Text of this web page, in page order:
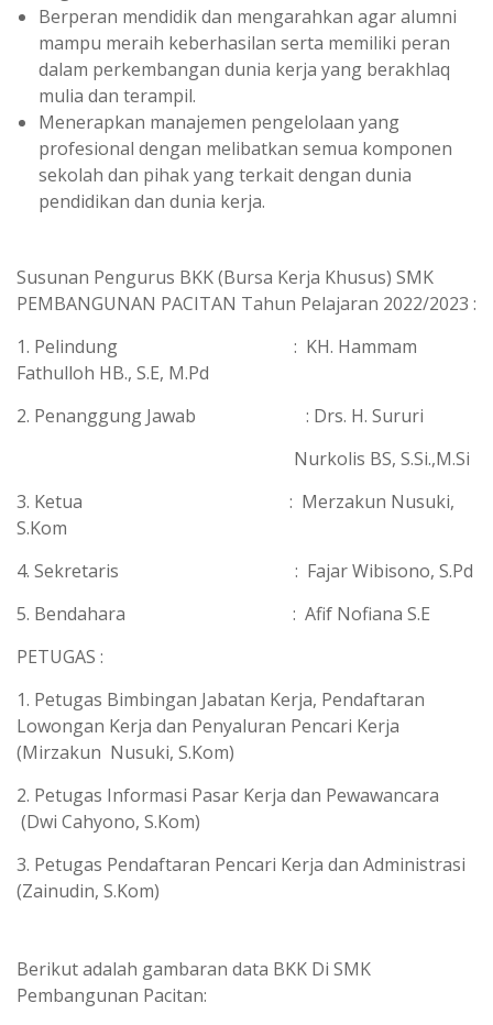
Berperan mendidik dan mengarahkan agar alumni
mampu meraih keberhasilan serta memiliki peran
dalam perkembangan dunia kerja yang berakhlaq
mulia dan terampil.
Menerapkan manajemen pengelolaan yang
profesional dengan melibatkan semua komponen
sekolah dan pihak yang terkait dengan dunia
pendidikan dan dunia kerja.
Susunan Pengurus BKK (Bursa Kerja Khusus) SMK
PEMBANGUNAN PACITAN Tahun Pelajaran 2022/2023 :
1. Pelindung : KH. Hammam
Fathulloh HB., S.E, M.Pd
2. Penanggung Jawab : Drs. H. Sururi
Nurkolis BS, S.Si.,M.Si
3. Ketua : Merzakun Nusuki,
S.Kom
4. Sekretaris : Fajar Wibisono, S.Pd
5. Bendahara : Afif Nofiana S.E
PETUGAS :
1. Petugas Bimbingan Jabatan Kerja, Pendaftaran
Lowongan Kerja dan Penyaluran Pencari Kerja
(Mirzakun Nusuki, S.Kom)
2. Petugas Informasi Pasar Kerja dan Pewawancara
(Dwi Cahyono, S.Kom)
3. Petugas Pendaftaran Pencari Kerja dan Administrasi
(Zainudin, S.Kom)
Berikut adalah gambaran data BKK Di SMK
Pembangunan Pacitan: